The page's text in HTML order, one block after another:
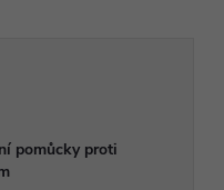
pomůcky proti